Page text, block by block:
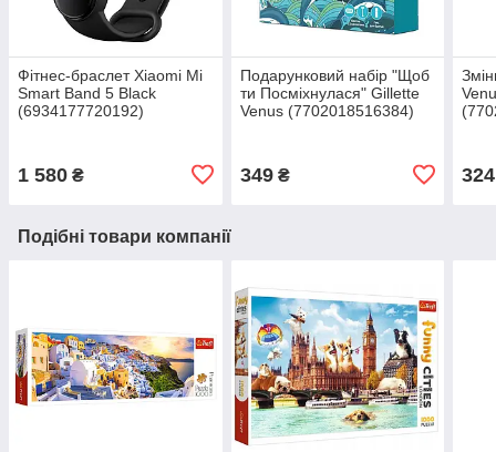
Фітнес-браслет Xiaomi Mi
Smart Band 5 Black
(6934177720192)
1 580 ₴
Подарунковий набір "Щоб
ти Посміхнулася" Gillette
Venus (7702018516384)
349₴ 324
Подібні товари компанії